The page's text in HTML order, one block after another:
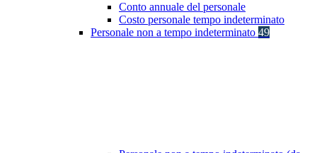
Conto annuale del personale
Costo personale tempo indeterminato
Personale non a tempo indeterminato 49